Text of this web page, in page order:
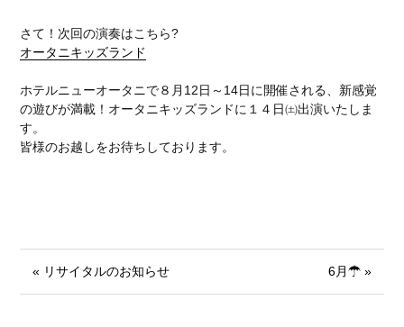
さて！次回の演奏はこちら?
オータニキッズランド
ホテルニューオータニで８月12日～14日に開催される、新感覚
の遊びが満載！オータニキッズランドに１４日㈯出演いたしま
す。
皆様のお越しをお待ちしております。
« リサイタルのお知らせ 6月☂ »